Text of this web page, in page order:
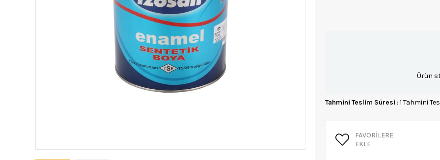
Ürün
Tahmini Teslim Süresi : 1 Tahmini
FAVORILERE
EKLE